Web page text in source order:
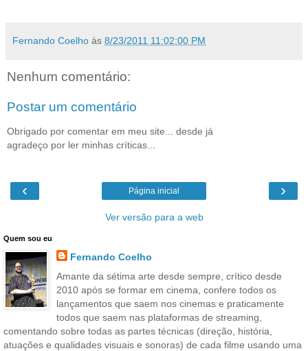
Fernando Coelho às 8/23/2011 11:02:00 PM
Nenhum comentário:
Postar um comentário
Obrigado por comentar em meu site... desde já
agradeço por ler minhas críticas...
‹ ›
Página inicial
Ver versão para a web
Quem sou eu
Fernando Coelho
Amante da sétima arte desde sempre, crítico desde
2010 após se formar em cinema, confere todos os
lançamentos que saem nos cinemas e praticamente
todos que saem nas plataformas de streaming,
comentando sobre todas as partes técnicas (direção, história,
atuações e qualidades visuais e sonoras) de cada filme usando uma